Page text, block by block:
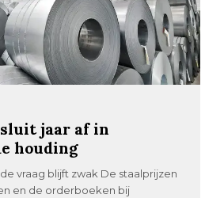
jaar af in
houding
vraag blijft zwak De staalprijzen
en de orderboeken bij